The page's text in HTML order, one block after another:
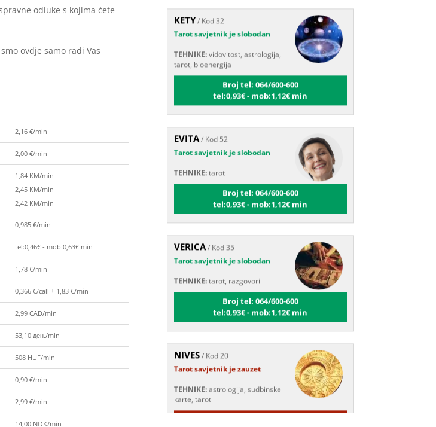
odluke s kojima ćete
ovdje samo radi Vas
2,16 €/min
2,00 €/min
1,84 KM/min
2,45 KM/min
2,42 KM/min
0,985 €/min
tel:0,46€ - mob:0,63€ min
1,78 €/min
0,366 €/call + 1,83 €/min
2,99 CAD/min
53,10 ден./min
508 HUF/min
0,90 €/min
2,99 €/min
14,00 NOK/min
/ Kod 32
Tarot savjetnik je slobodan
TEHNIKE:vidovitost, astrologija,
tarot, bioenergija
Broj tel: 064/600-600
tel:0,93€ - mob:1,12€ min
/ Kod 52
Tarot savjetnik je slobodan
TEHNIKE:tarot
Broj tel: 064/600-600
tel:0,93€ - mob:1,12€ min
/ Kod 35
Tarot savjetnik je slobodan
TEHNIKE:tarot, razgovori
Broj tel: 064/600-600
tel:0,93€ - mob:1,12€ min
/ Kod 20
Tarot savjetnik je zauzet
TEHNIKE:astrologija, sudbinske
karte, tarot
tel:0,93€ - mob:1,12€ min